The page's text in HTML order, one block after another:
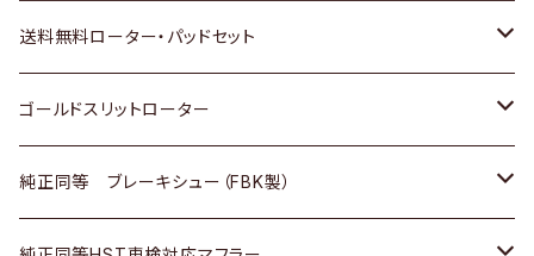
日野
三菱ふそう
ＢＭＷ
日野
三菱ふそう
三菱ふそう
その他
三菱
スバル
ダイハツ
マツダ
三菱
マツダ
三菱
日産
ダイハツ
マツダ
スズキ
日産
いすゞ
ホンダ
スズキ
日産
トヨタ
ホンダ
日産
送料無料ローター・パッドセット
トヨタ
ホンダ
ゴールドスリットローター
トヨタ
純正同等 ブレーキシュー（FBK製）